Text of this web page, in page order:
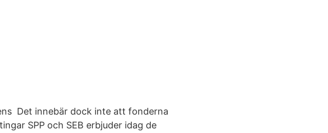
Det innebär dock inte att fonderna
SPP och SEB erbjuder idag de